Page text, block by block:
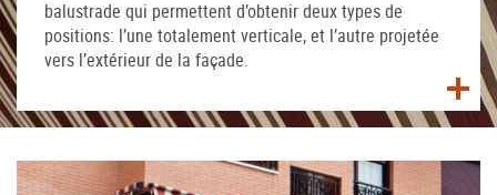
balustrade qui permettent d’obtenir deux types de
positions: l’une totalement verticale, et l’autre projetée
vers l’extérieur de la façade.